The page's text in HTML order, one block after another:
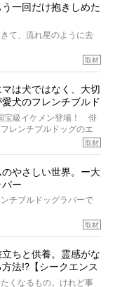
太郎は9歳で脳腫瘍を発
たのです。旅立ったと
ド級のレジェンドでし
も発作が起きなかったと
でなく、脳腫瘍と闘う
婦に、治療の選択やケ
ました。
う一回だけ抱きしめた
て、流れ星のように去
はできないが、話をき
いだろう。
った、ほんとうに愛し
伺って、お話をきこう
取材
マは犬ではなく、大切
犬のフレンチブルド
宝級イケメン登場！ 俳
レンチブルドッグのエ
ロとの情報を聞きつけ、
しました。
取材
のやさしい世界。ー大
ー
チブルドッグラバーで
のフレンチブルドッグ
じであることに、なん
た。
取材
立ちと供養。霊感がな
法!?【シークエンス
くなるもの。けれど事